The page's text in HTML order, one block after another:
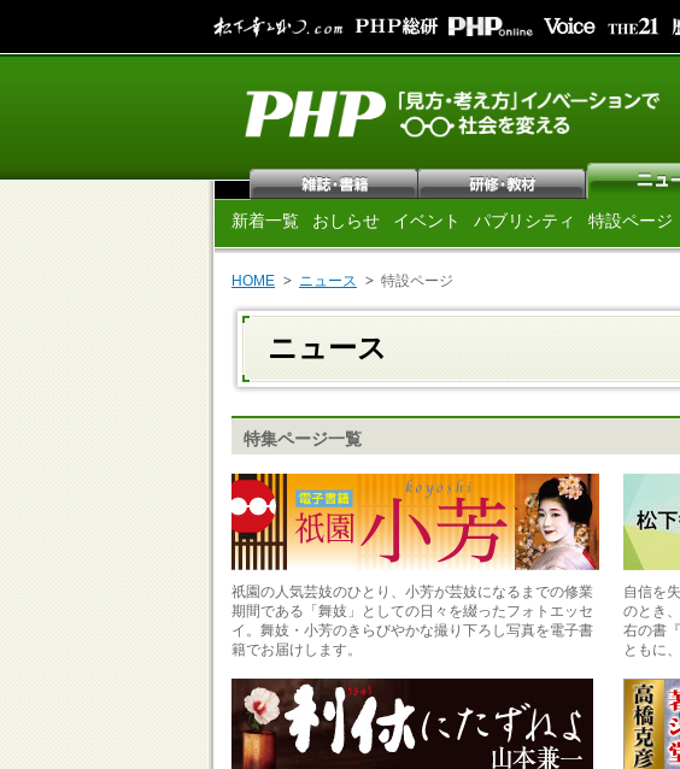
新着一覧 おしらせ イベント パブリシティ 特設ページ
HOME ニュース 特設ページ
ニュース
特集ページ一覧
祇園の人気芸妓のひとり、小芳が芸妓になるまでの修業
期間である「舞妓」としての日々を綴ったフォトエッセ
イ。舞妓・小芳のきらびやかな撮り下ろし写真を電子書
籍でお届けします。
自信を
のとき
右の書
ともに